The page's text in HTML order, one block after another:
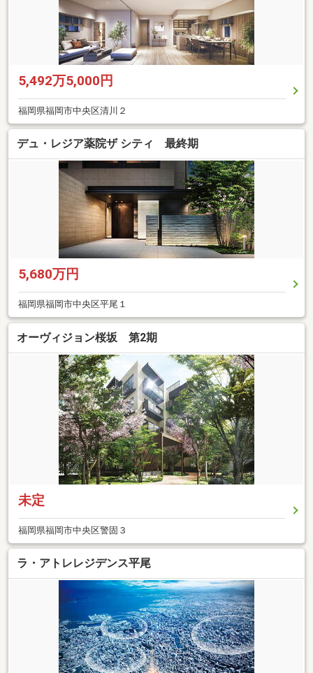
5,492万5,000円
福岡県福岡市中央区清川２
デュ・レジア薬院ザ シティ 最終期
5,680万円
福岡県福岡市中央区平尾１
オーヴィジョン桜坂 第2期
未定
福岡県福岡市中央区警固３
ラ・アトレレジデンス平尾